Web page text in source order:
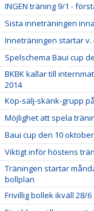
INGEN träning 9/1 -
Sista inneträningen
Inneträningen startar v.
Spelschema Baui cup
BKBK kallar till
2014
Köp-sälj-skänk-grupp
Möjlighet att spela
Baui cup den 10 oktober
Viktigt inför höstens
Träningen startar
bollplan
Frivillig bollek ikväll 28/